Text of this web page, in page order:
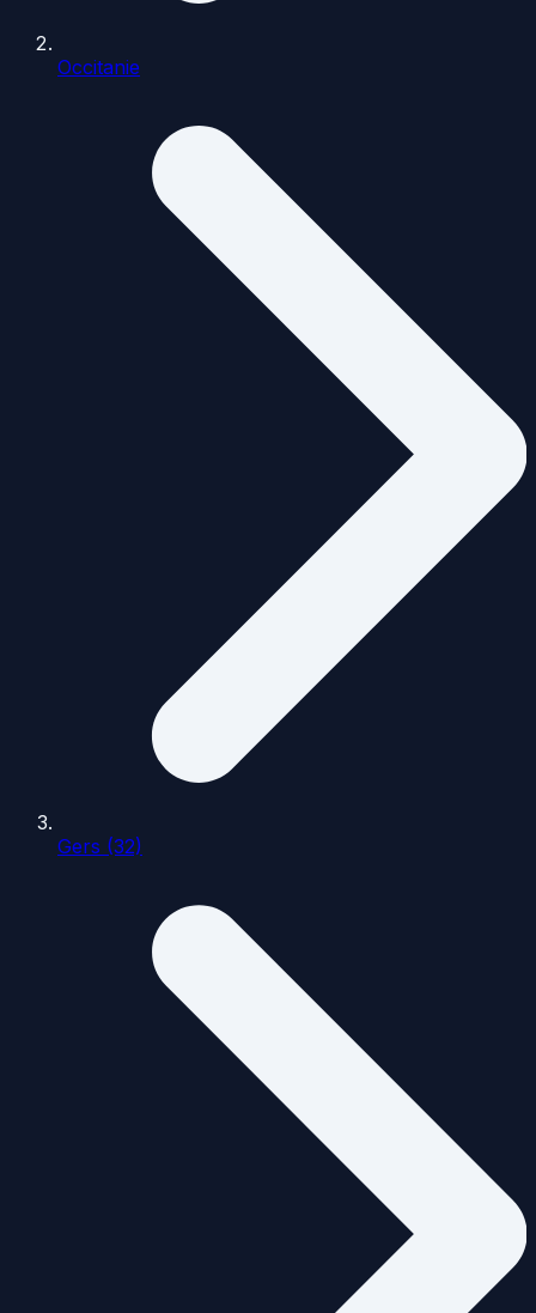
Occitanie
Gers (32)